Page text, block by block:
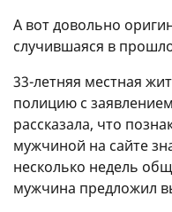
А вот довольно
случившаяся в
33-летняя местная
полицию с
рассказала, что
мужчиной на сайте
несколько недель
мужчина предложил